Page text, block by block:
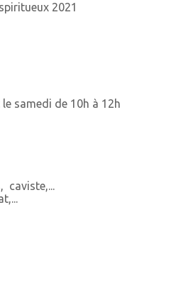
2021
samedi de 10h à 12h
caviste,...